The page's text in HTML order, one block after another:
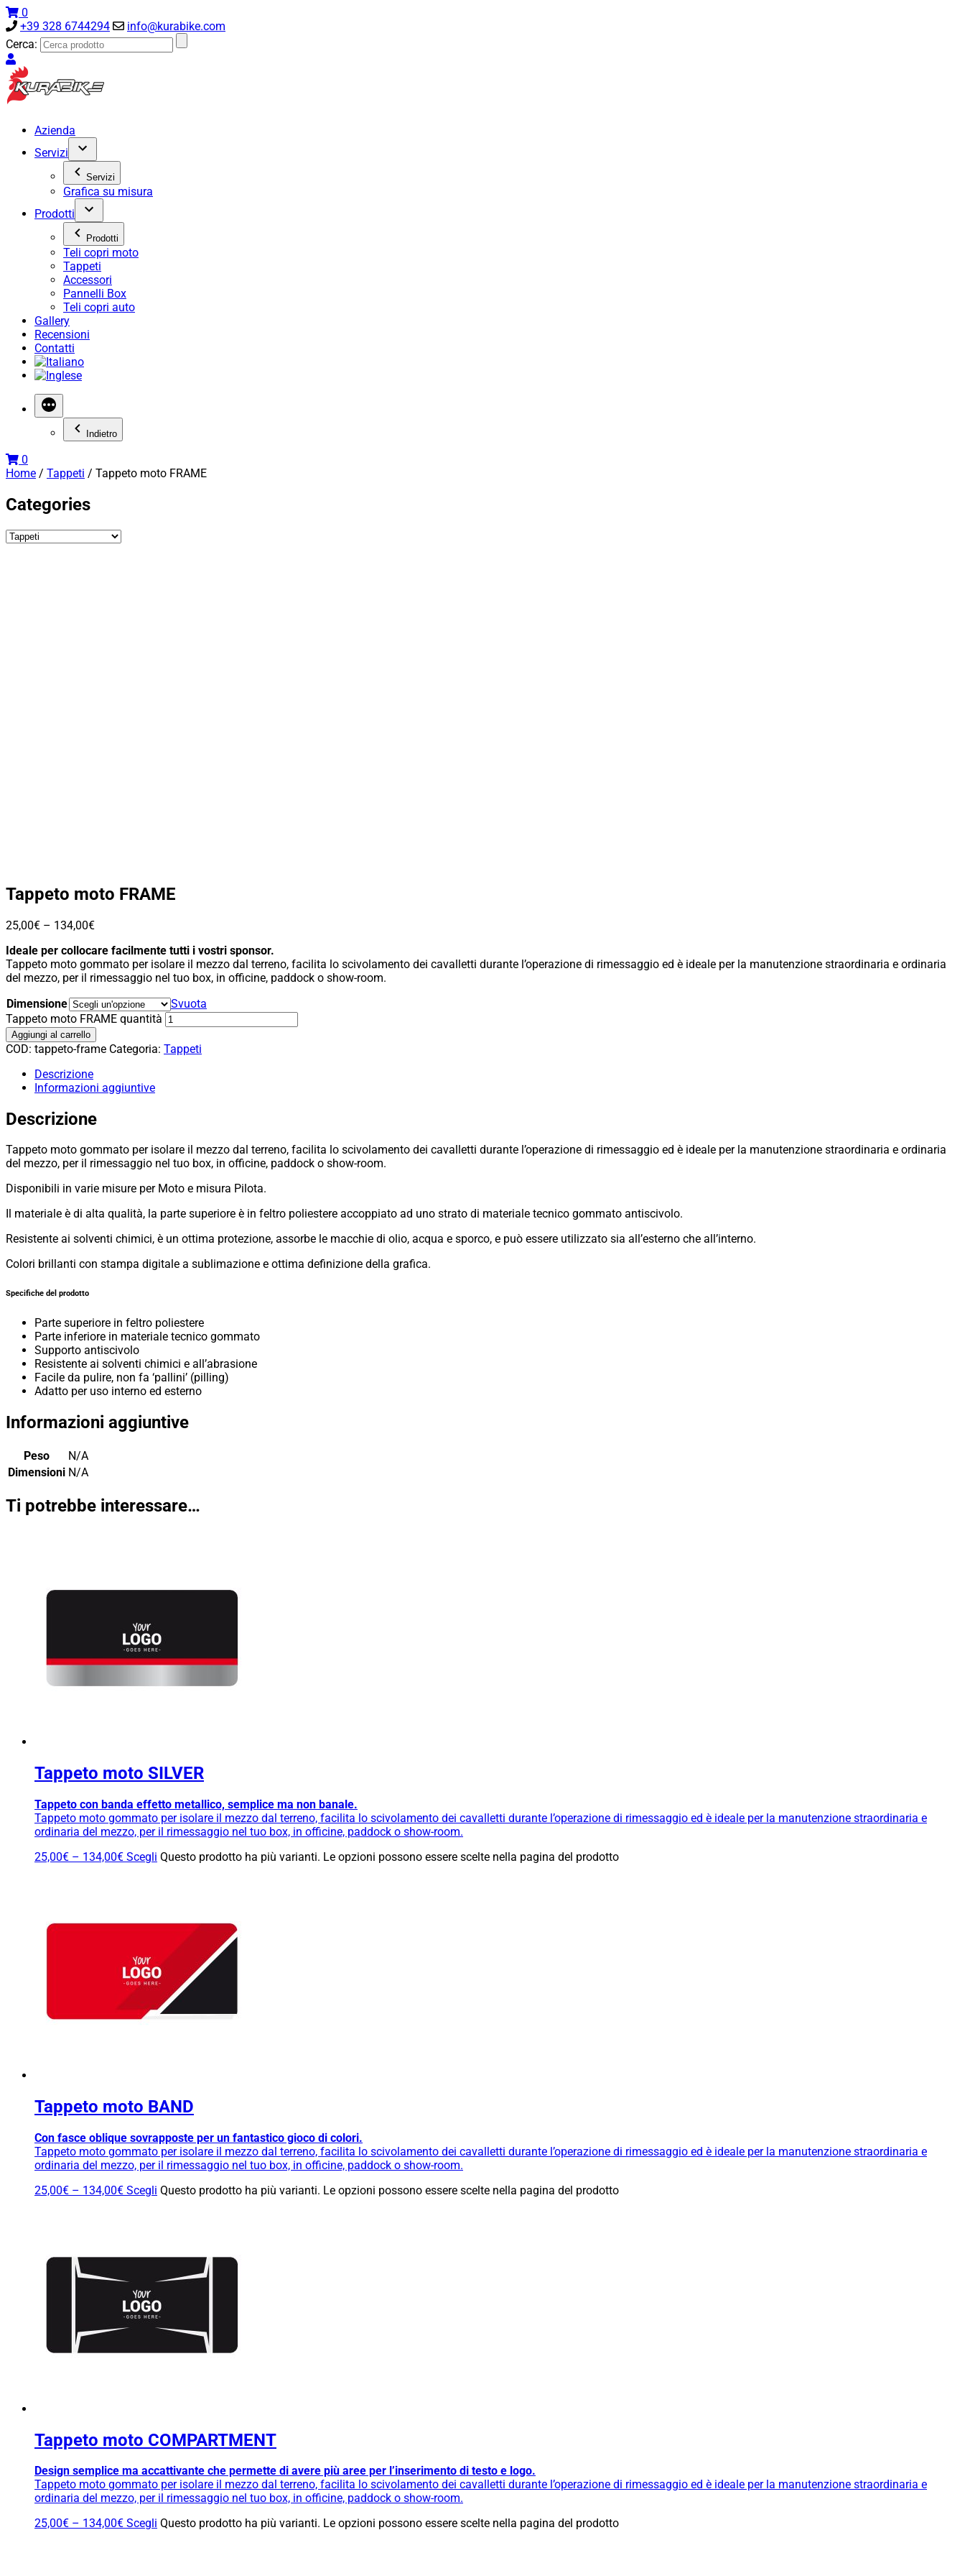
0
+39 328 6744294
info@kurabike.com
Cerca:
Azienda
Servizi
Servizi
Grafica su misura
Prodotti
Prodotti
Teli copri moto
Tappeti
Accessori
Pannelli Box
Teli copri auto
Gallery
Recensioni
Contatti
Indietro
0
Home / Tappeti / Tappeto moto FRAME
Categories
Tappeto moto FRAME
25,00€ – 134,00€
Ideale per collocare facilmente tutti i vostri sponsor.
Tappeto moto gommato per isolare il mezzo dal terreno, facilita lo scivolamento dei cavalletti durante l’operazione di rimessaggio ed è ideale per la manutenzione straordinaria e ordinaria
del mezzo, per il rimessaggio nel tuo box, in officine, paddock o show-room.
Dimensione
Svuota
Tappeto moto FRAME quantità
Aggiungi al carrello
COD: tappeto-frame Categoria: Tappeti
Descrizione
Informazioni aggiuntive
Descrizione
Tappeto moto gommato per isolare il mezzo dal terreno, facilita lo scivolamento dei cavalletti durante l’operazione di rimessaggio ed è ideale per la manutenzione straordinaria e ordinaria
del mezzo, per il rimessaggio nel tuo box, in officine, paddock o show-room.
Disponibili in varie misure per Moto e misura Pilota.
Il materiale è di alta qualità, la parte superiore è in feltro poliestere accoppiato ad uno strato di materiale tecnico gommato antiscivolo.
Resistente ai solventi chimici, è un ottima protezione, assorbe le macchie di olio, acqua e sporco, e può essere utilizzato sia all’esterno che all’interno.
Colori brillanti con stampa digitale a sublimazione e ottima definizione della grafica.
Specifiche del prodotto
Parte superiore in feltro poliestere
Parte inferiore in materiale tecnico gommato
Supporto antiscivolo
Resistente ai solventi chimici e all’abrasione
Facile da pulire, non fa ‘pallini’ (pilling)
Adatto per uso interno ed esterno
Informazioni aggiuntive
Peso
N/A
Dimensioni N/A
Ti potrebbe interessare…
Tappeto moto SILVER
Tappeto con banda effetto metallico, semplice ma non banale.
Tappeto moto gommato per isolare il mezzo dal terreno, facilita lo scivolamento dei cavalletti durante l’operazione di rimessaggio ed è ideale per la manutenzione straordinaria e
ordinaria del mezzo, per il rimessaggio nel tuo box, in officine, paddock o show-room.
25,00€ – 134,00€ Scegli Questo prodotto ha più varianti. Le opzioni possono essere scelte nella pagina del prodotto
Tappeto moto BAND
Con fasce oblique sovrapposte per un fantastico gioco di colori.
Tappeto moto gommato per isolare il mezzo dal terreno, facilita lo scivolamento dei cavalletti durante l’operazione di rimessaggio ed è ideale per la manutenzione straordinaria e
ordinaria del mezzo, per il rimessaggio nel tuo box, in officine, paddock o show-room.
25,00€ – 134,00€ Scegli Questo prodotto ha più varianti. Le opzioni possono essere scelte nella pagina del prodotto
Tappeto moto COMPARTMENT
Design semplice ma accattivante che permette di avere più aree per l’inserimento di testo e logo.
Tappeto moto gommato per isolare il mezzo dal terreno, facilita lo scivolamento dei cavalletti durante l’operazione di rimessaggio ed è ideale per la manutenzione straordinaria e
ordinaria del mezzo, per il rimessaggio nel tuo box, in officine, paddock o show-room.
25,00€ – 134,00€ Scegli Questo prodotto ha più varianti. Le opzioni possono essere scelte nella pagina del prodotto